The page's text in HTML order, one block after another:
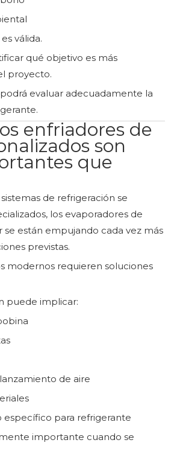
válida.
qué objetivo es más
proyecto.
evaluar adecuadamente la
enfriadores de
son
que
de refrigeración se
los evaporadores de
se están empujando cada vez más
previstas.
modernos requieren soluciones
puede implicar:
de aire
específico para refrigerante
importante cuando se